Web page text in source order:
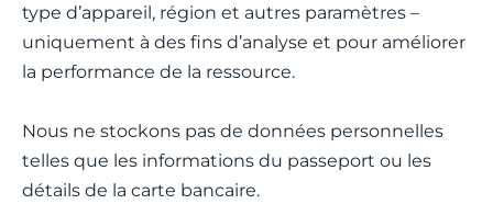
type d’appareil, région et autres paramètres –
uniquement à des fins d’analyse et pour améliorer
la performance de la ressource.
Nous ne stockons pas de données personnelles
telles que les informations du passeport ou les
détails de la carte bancaire.